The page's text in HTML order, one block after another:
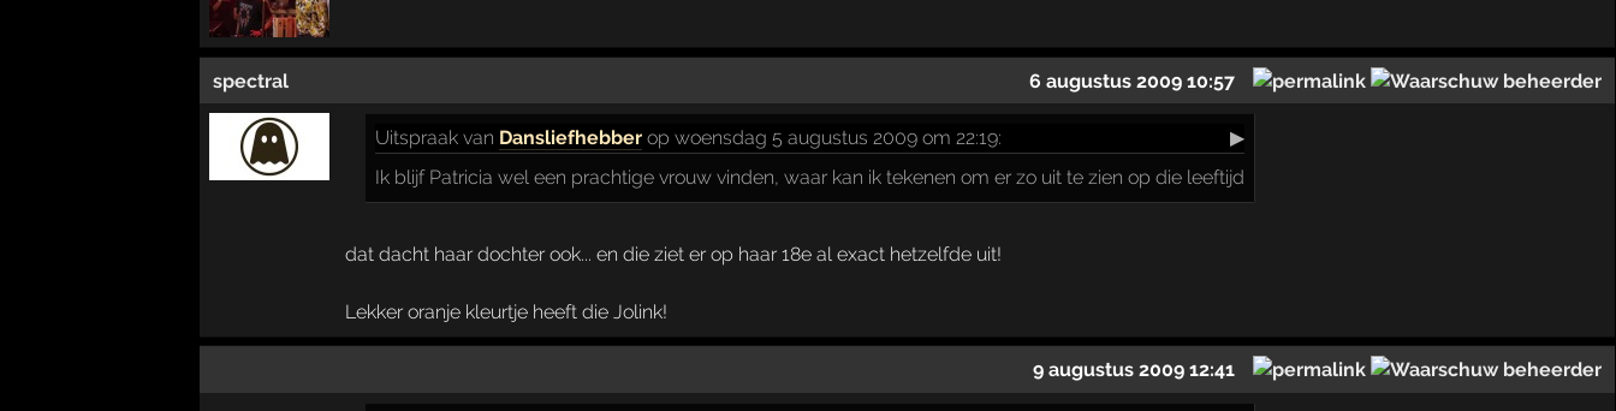
spectral 6 augustus 2009 10:57
Uitspraakvan Dansliefhebberop woensdag 5 augustus 2009 om 22:19:
▶
Ik blijf Patricia wel een prachtige vrouw vinden, waar kan ik tekenen om er zo uit te zien op die leeftijd
dat dacht haar dochter ook... en die ziet er op haar 18e al exact hetzelfde uit!
Lekker oranje kleurtje heeft die Jolink!
9 augustus 2009 12:41